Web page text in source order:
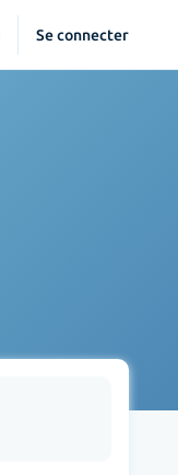
Se connecter